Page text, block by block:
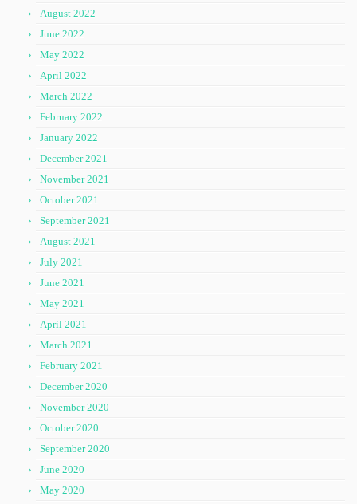
August 2022
June 2022
May 2022
April 2022
March 2022
February 2022
January 2022
December 2021
November 2021
October 2021
September 2021
August 2021
July 2021
June 2021
May 2021
April 2021
March 2021
February 2021
December 2020
November 2020
October 2020
September 2020
June 2020
May 2020